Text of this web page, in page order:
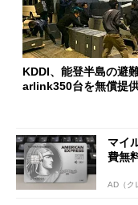
KDDI、能登半島の避
arlink350台を無償提
マイ
費無
AD（ク